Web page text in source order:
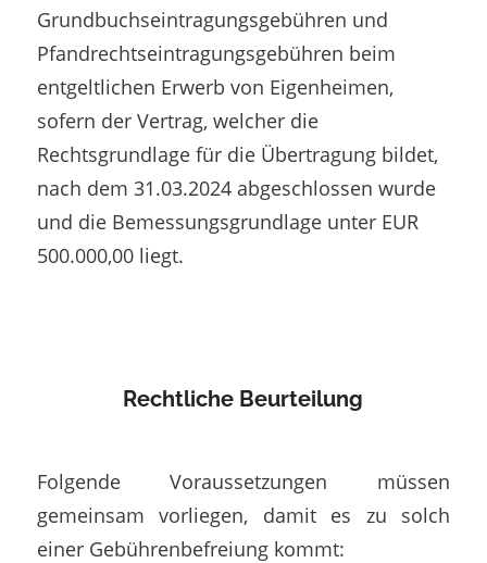
Grundbuchseintragungsgebühren und
Pfandrechtseintragungsgebühren beim
entgeltlichen Erwerb von Eigenheimen,
sofern der Vertrag, welcher die
Rechtsgrundlage für die Übertragung bildet,
nach dem 31.03.2024 abgeschlossen wurde
und die Bemessungsgrundlage unter EUR
500.000,00 liegt.
Rechtliche Beurteilung
Folgende Voraussetzungen müssen
gemeinsam vorliegen, damit es zu solch
einer Gebührenbefreiung kommt: